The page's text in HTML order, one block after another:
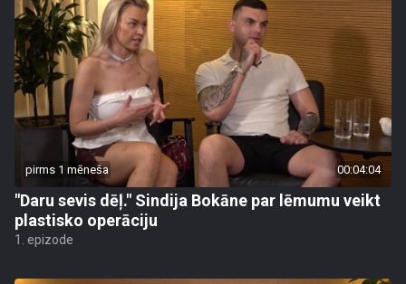
pirms 1 mēneša 00:04:04
"Daru sevis dēļ." Sindija Bokāne par lēmumu veikt
plastisko operāciju
1. epizode